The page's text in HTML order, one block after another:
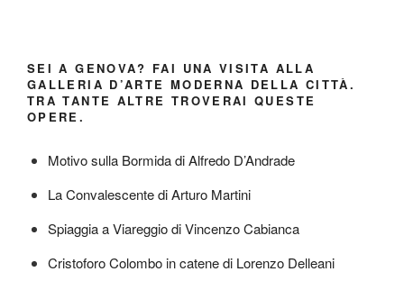
SEI A GENOVA? FAI UNA VISITA ALLA
GALLERIA D’ARTE MODERNA DELLA CITTÀ.
TRA TANTE ALTRE TROVERAI QUESTE
OPERE.
Motivo sulla Bormida di Alfredo D’Andrade
La Convalescente di Arturo Martini
Spiaggia a Viareggio di Vincenzo Cabianca
Cristoforo Colombo in catene di Lorenzo Delleani